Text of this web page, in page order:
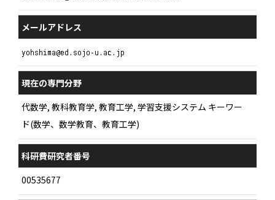
メールアドレス
現在の専門分野
代数学, 教科教育学, 教育工学, 学習支援システム キーワー
ド(数学、数学教育、教育工学)
科研費研究者番号
00535677